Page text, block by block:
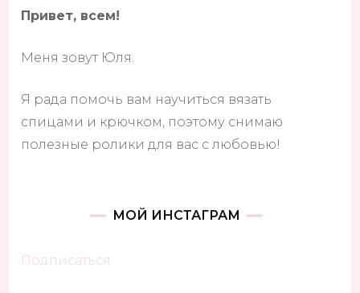
Привет, всем!
Меня зовут Юля.
Я рада помочь вам научиться вязать
спицами и крючком, поэтому снимаю
полезные ролики для вас с любовью!
МОЙ ИНСТАГРАМ
Подписаться